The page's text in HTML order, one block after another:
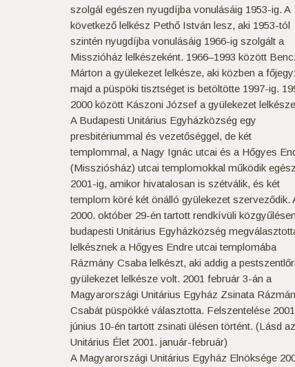
szolgál egészen nyugdíjba vonulásáig 1953-ig. A
következő lelkész Pethő István lesz, aki 1953-tól
szintén nyugdíjba vonulásáig 1966-ig szolgált a
Misszióház lelkészeként. 1966–1993 között
Márton a gyülekezet lelkésze, aki közben a
majd a püspöki tisztséget is betöltötte 1997-ig.
2000 között Kászoni József a gyülekezet
A Budapesti Unitárius Egyházközség egy
presbitériummal és vezetőséggel, de két
templommal, a Nagy Ignác utcai és a Hőgyes
(Missziósház) utcai templomokkal működik
2001-ig, amikor hivatalosan is szétválik, és két
templom köré két önálló gyülekezet szerveződik.
2000. október 29-én tartott rendkívüli
budapesti Unitárius Egyházközség
lelkésznek a Hőgyes Endre utcai templomába
Rázmány Csaba lelkészt, aki addig a
gyülekezet lelkésze volt. 2001 február 3-án a
Magyarországi Unitárius Egyház Zsinata
Csabát püspökké választotta. Felszentelése
június 10-én tartott zsinati ülésen történt. (Lásd az
Unitárius Élet 2001. január-február)
A Magyarországi Unitárius Egyház Elnöksége